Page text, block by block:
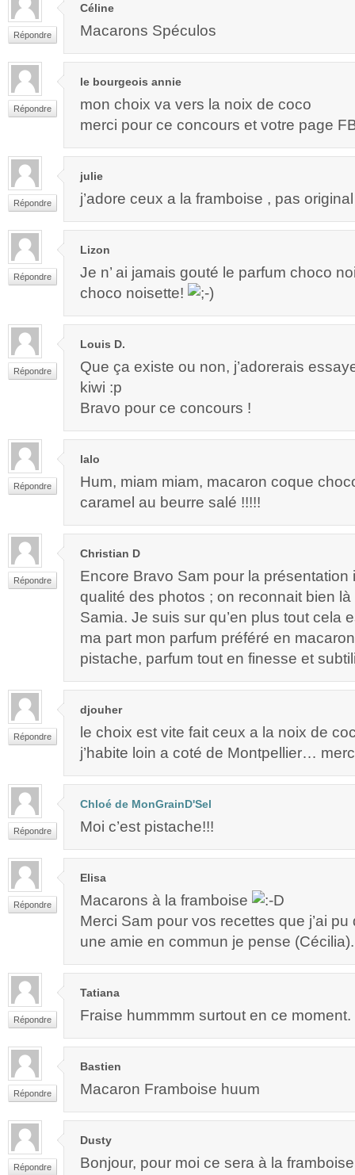
Répondre
Céline
Macarons Spéculos
Répondre
le bourgeois annie
mon choix va vers la noix de coco
merci pour ce concours et votre page
Répondre
julie
j’adore ceux a la framboise , pas
Répondre
Lizon
Je n’ ai jamais gouté le parfum choco
choco noisette!
Répondre
Louis D.
Que ça existe ou non, j’adorerais
kiwi :p
Bravo pour ce concours !
Répondre
lalo
Hum, miam miam, macaron coque
caramel au beurre salé !!!!!
Répondre
Christian D
Encore Bravo Sam pour la présentation
qualité des photos ; on reconnait bien
Samia. Je suis sur qu’en plus tout cela
ma part mon parfum préféré en
pistache, parfum tout en finesse et
Répondre
djouher
le choix est vite fait ceux a la noix de
j’habite loin a coté de Montpellier…
Répondre
Chloé de MonGrainD'Sel
Moi c’est pistache!!!
Répondre
Elisa
Macarons à la framboise
Merci Sam pour vos recettes que j’ai
une amie en commun je pense (Cécilia).
Répondre
Tatiana
Fraise hummmm surtout en ce moment.
Répondre
Bastien
Macaron Framboise huum
Répondre
Dusty
Bonjour, pour moi ce sera à la